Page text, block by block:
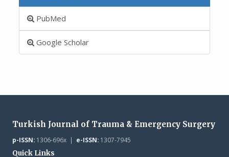
PubMed
Google Scholar
Turkish Journal of Trauma & Emergency Surgery
p-ISSN:1306-696x | e-ISSN:1307-7945
Quick Links